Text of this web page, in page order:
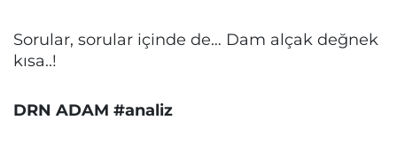
Sorular, sorular içinde de… Dam alçak değnek
kısa..!
DRN ADAM #analiz